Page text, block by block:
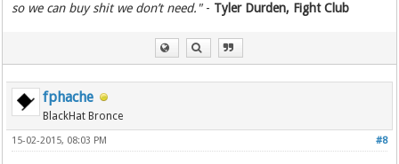
so we can buy shit we don’t need."- Tyler Durden, Fight Club
fphache
BlackHat Bronce
#8
15-02-2015, 08:03 PM